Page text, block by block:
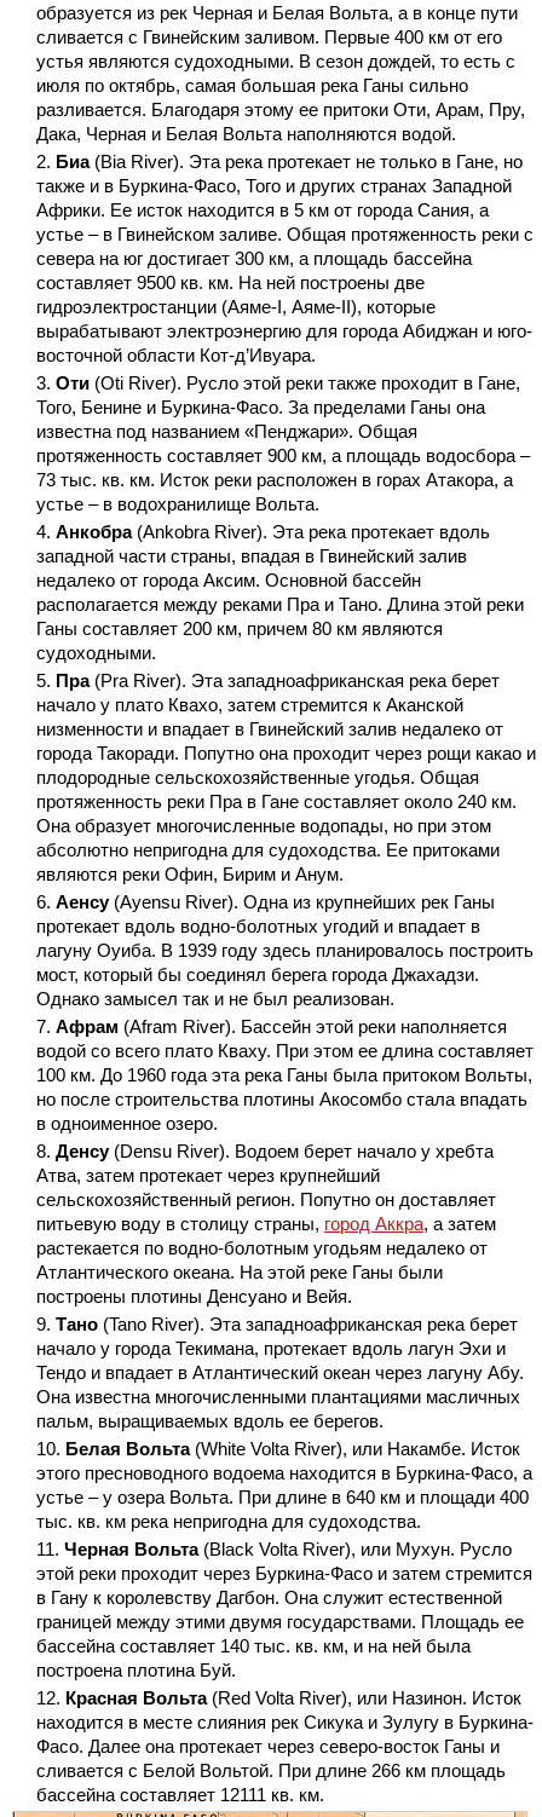
образуется из рек Черная и Белая Вольта, а в конце пути
сливается с Гвинейским заливом. Первые 400 км от его
устья являются судоходными. В сезон дождей, то есть с
июля по октябрь, самая большая река Ганы сильно
разливается. Благодаря этому ее притоки Оти, Арам, Пру,
Дака, Черная и Белая Вольта наполняются водой.
Биа (Bia River). Эта река протекает не только в Гане, но
также и в Буркина-Фасо, Того и других странах Западной
Африки. Ее исток находится в 5 км от города Сания, а
устье – в Гвинейском заливе. Общая протяженность реки с
севера на юг достигает 300 км, а площадь бассейна
составляет 9500 кв. км. На ней построены две
гидроэлектростанции (Аяме-I, Аяме-II), которые
вырабатывают электроэнергию для города Абиджан и юго-
восточной области Кот-д’Ивуара.
Оти (Oti River). Русло этой реки также проходит в Гане,
Того, Бенине и Буркина-Фасо. За пределами Ганы она
известна под названием «Пенджари». Общая
протяженность составляет 900 км, а площадь водосбора –
73 тыс. кв. км. Исток реки расположен в горах Атакора, а
устье – в водохранилище Вольта.
Анкобра (Ankobra River). Эта река протекает вдоль
западной части страны, впадая в Гвинейский залив
недалеко от города Аксим. Основной бассейн
располагается между реками Пра и Тано. Длина этой реки
Ганы составляет 200 км, причем 80 км являются
судоходными.
Пра (Pra River). Эта западноафриканская река берет
начало у плато Квахо, затем стремится к Аканской
низменности и впадает в Гвинейский залив недалеко от
города Такоради. Попутно она проходит через рощи какао и
плодородные сельскохозяйственные угодья. Общая
протяженность реки Пра в Гане составляет около 240 км.
Она образует многочисленные водопады, но при этом
абсолютно непригодна для судоходства. Ее притоками
являются реки Офин, Бирим и Анум.
Аенсу (Ayensu River). Одна из крупнейших рек Ганы
протекает вдоль водно-болотных угодий и впадает в
лагуну Оуиба. В 1939 году здесь планировалось построить
мост, который бы соединял берега города Джахадзи.
Однако замысел так и не был реализован.
Афрам (Afram River). Бассейн этой реки наполняется
водой со всего плато Кваху. При этом ее длина составляет
100 км. До 1960 года эта река Ганы была притоком Вольты,
но после строительства плотины Акосомбо стала впадать
в одноименное озеро.
Денсу (Densu River). Водоем берет начало у хребта
Атва, затем протекает через крупнейший
сельскохозяйственный регион. Попутно он доставляет
питьевую воду в столицу страны, город Аккра, а затем
растекается по водно-болотным угодьям недалеко от
Атлантического океана. На этой реке Ганы были
построены плотины Денсуано и Вейя.
Тано (Tano River). Эта западноафриканская река берет
начало у города Текимана, протекает вдоль лагун Эхи и
Тендо и впадает в Атлантический океан через лагуну Абу.
Она известна многочисленными плантациями масличных
пальм, выращиваемых вдоль ее берегов.
Белая Вольта(White Volta River), или Накамбе. Исток
этого пресноводного водоема находится в Буркина-Фасо, а
устье – у озера Вольта. При длине в 640 км и площади 400
тыс. кв. км река непригодна для судоходства.
Черная Вольта(Black Volta River), или Мухун. Русло
этой реки проходит через Буркина-Фасо и затем стремится
в Гану к королевству Дагбон. Она служит естественной
границей между этими двумя государствами. Площадь ее
бассейна составляет 140 тыс. кв. км, и на ней была
построена плотина Буй.
Красная Вольта(Red Volta River), или Назинон. Исток
находится в месте слияния рек Сикука и Зулугу в Буркина-
Фасо. Далее она протекает через северо-восток Ганы и
сливается с Белой Вольтой. При длине 266 км площадь
бассейна составляет 12111 кв. км.